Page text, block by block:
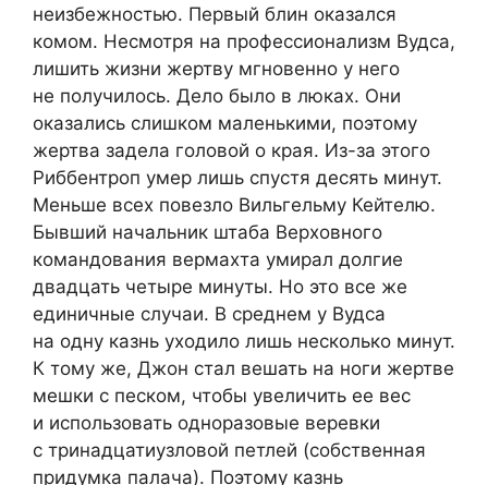
неизбежностью. Первый блин оказался
комом. Несмотря на профессионализм Вудса,
лишить жизни жертву мгновенно у него
не получилось. Дело было в люках. Они
оказались слишком маленькими, поэтому
жертва задела головой о края. Из-за этого
Риббентроп умер лишь спустя десять минут.
Меньше всех повезло Вильгельму Кейтелю.
Бывший начальник штаба Верховного
командования вермахта умирал долгие
двадцать четыре минуты. Но это все же
единичные случаи. В среднем у Вудса
на одну казнь уходило лишь несколько минут.
К тому же, Джон стал вешать на ноги жертве
мешки с песком, чтобы увеличить ее вес
и использовать одноразовые веревки
с тринадцатиузловой петлей (собственная
придумка палача). Поэтому казнь